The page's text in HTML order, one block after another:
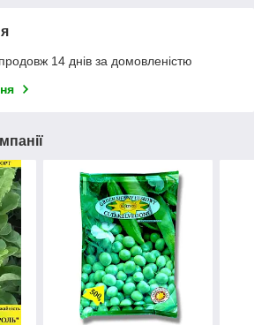
14 днів за домовленістю